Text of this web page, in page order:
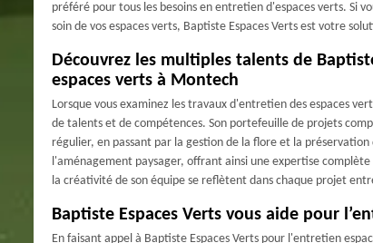
préféré pour tous les besoins en entretien d'espaces verts. Si
soin de vos espaces verts, Baptiste Espaces Verts est votre
Découvrez les multiples talents de
espaces verts à Montech
Lorsque vous examinez les travaux d'entretien des espaces
de talents et de compétences. Son portefeuille de projets
régulier, en passant par la gestion de la flore et la
l'aménagement paysager, offrant ainsi une expertise
la créativité de son équipe se reflètent dans chaque projet
Baptiste Espaces Verts vous aide pour
En faisant appel à Baptiste Espaces Verts pour l'entretien